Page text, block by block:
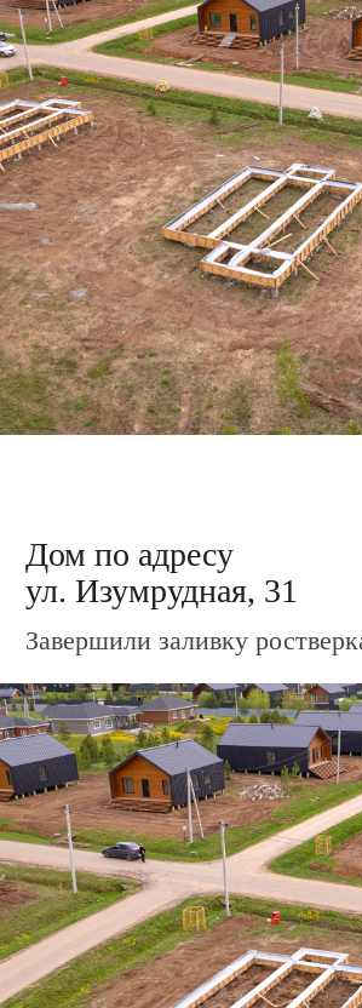
Ведём облицовку каркаса фальцем и
кровельные работы
Дом по адресу
ул. Изумрудная, 37
Мы с удовольствием покажем Вам дома,
участки, подробно расскажем о способах
оплаты, новостях, акциях, скидках, условиях
оплаты, преимуществах загородной жизни и
о многом другом.
Запишитесь на экскурсию в
посёлки и демодома